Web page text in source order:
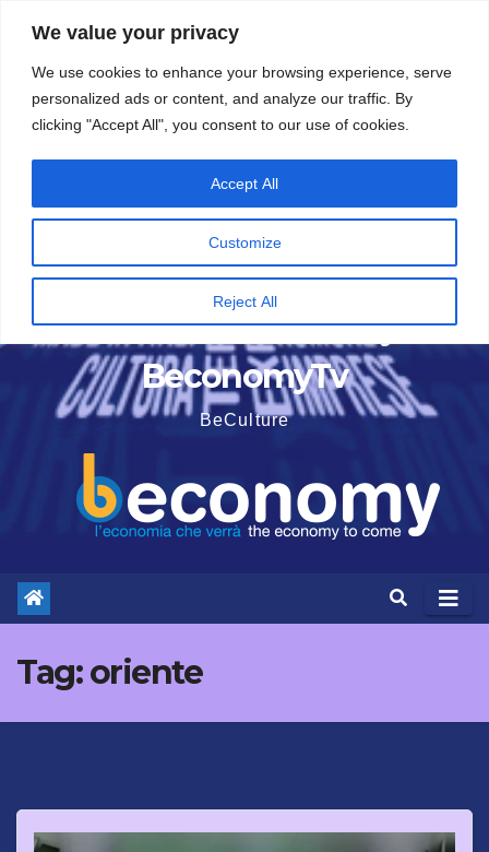
We value your privacy
We use cookies to enhance your browsing experience, serve
personalized ads or content, and analyze our traffic. By
clicking "Accept All", you consent to our use of cookies.
Customize
Reject All
Accept All
contenuto
6 Agosto 2026
BeconomyTv
BeCulture
Tag:oriente